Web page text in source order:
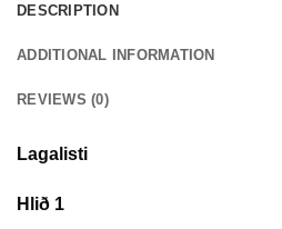
DESCRIPTION
ADDITIONAL INFORMATION
REVIEWS (0)
Lagalisti
Hlið 1